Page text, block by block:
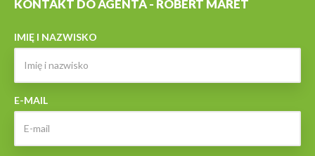
KONTAKT DO AGENTA - ROBERT MARET
IMIĘ I NAZWISKO
E-MAIL